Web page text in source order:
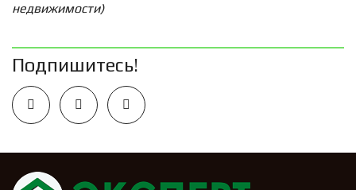
недвижимости)
Подпишитесь!